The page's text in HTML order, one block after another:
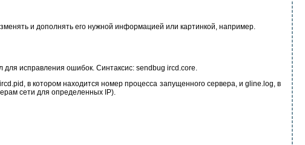
и дополнять его нужной информацией или картинкой, например.
исправления ошибок. Синтаксис: sendbug ircd.core.
в котором находится номер процесса запущенного сервера, и gline.log, в
сети для определенных IP).